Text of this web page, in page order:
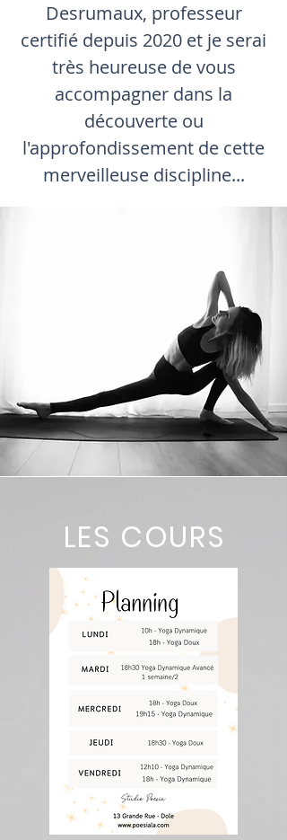
Desrumaux, professeur
certifié depuis 2020 et je serai
très heureuse de vous
accompagner dans la
découverte ou
l'approfondissement de cette
merveilleuse discipline...
LES COURS